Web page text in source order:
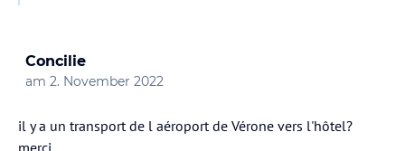
Concilie
am 2. November 2022
il y a un transport de l aéroport de Vérone vers l'hôtel?
merci